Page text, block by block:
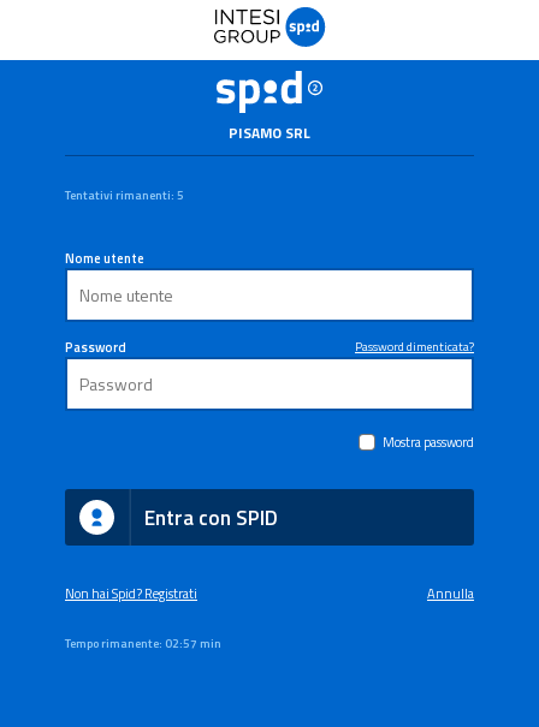
PISAMO SRL
Tentativi rimanenti: 5
Nome utente
Password Password dimenticata?
Mostra password
Entra con SPID
Non hai Spid? Registrati Annulla
Tempo rimanente: 02:57 min